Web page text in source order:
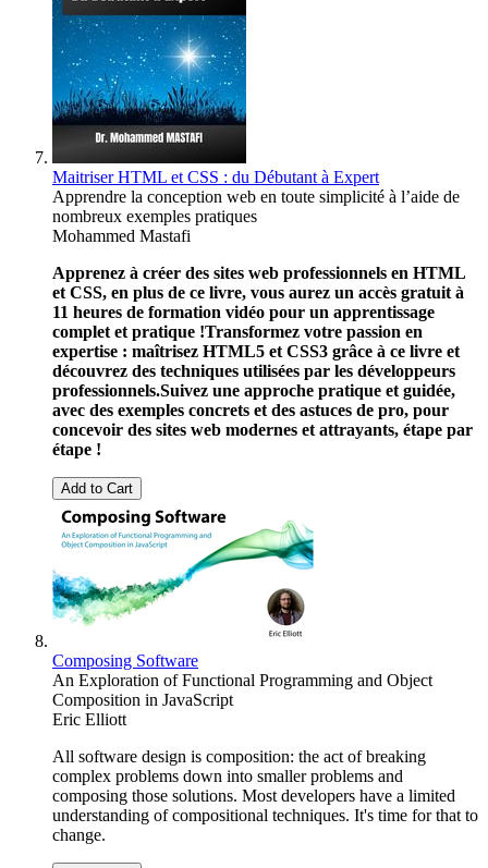
Maitriser HTML et CSS : du Débutant à Expert
Apprendre la conception web en toute simplicité à l’aide de
nombreux exemples pratiques
Mohammed Mastafi
Apprenez à créer des sites web professionnels en HTML
et CSS, en plus de ce livre, vous aurez un accès gratuit à
11 heures de formation vidéo pour un apprentissage
complet et pratique !Transformez votre passion en
expertise : maîtrisez HTML5 et CSS3 grâce à ce livre et
découvrez des techniques utilisées par les développeurs
professionnels.Suivez une approche pratique et guidée,
avec des exemples concrets et des astuces de pro, pour
concevoir des sites web modernes et attrayants, étape par
étape !
Add to Cart
Composing Software
An Exploration of Functional Programming and Object
Composition in JavaScript
Eric Elliott
All software design is composition: the act of breaking
complex problems down into smaller problems and
composing those solutions. Most developers have a limited
understanding of compositional techniques. It's time for that to
change.